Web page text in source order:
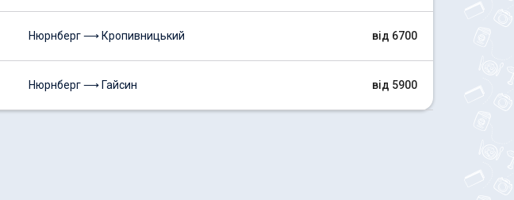
Нюрнберг ⟶ Кропивницький від 6700
Нюрнберг ⟶ Гайсин від 5900